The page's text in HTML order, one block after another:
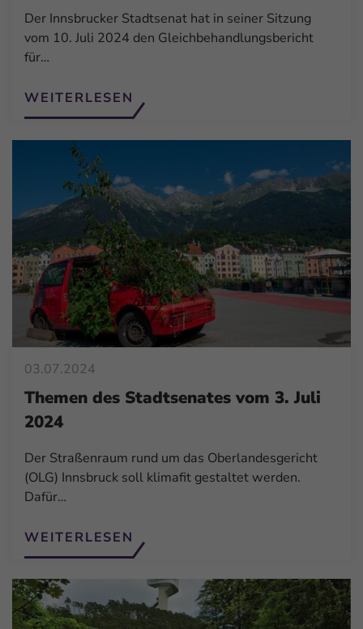
Der Innsbrucker Stadtsenat hat in seiner Sitzung
vom 10. Juli 2024 den Gleichbehandlungsbericht
für…
WEITERLESEN
03.07.2024
Themen des Stadtsenates vom 3. Juli
2024
Der Straßenraum rund um das Oberlandesgericht
(OLG) Innsbruck soll klimafit gestaltet werden.
Dafür…
WEITERLESEN